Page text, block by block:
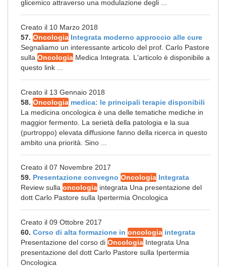
glicemico attraverso una modulazione degli ...
Creato il 10 Marzo 2018
57. Oncologia Integrata moderno approccio alle cure
Segnaliamo un interessante articolo del prof. Carlo Pastore
sulla Oncologia Medica Integrata. L'articolo è disponibile a
questo link ...
Creato il 13 Gennaio 2018
58. Oncologia medica: le principali terapie disponibili
La medicina oncologica è una delle tematiche mediche in
maggior fermento. La serietà della patologia e la sua
(purtroppo) elevata diffusione fanno della ricerca in questo
ambito una priorità. Sino ...
Creato il 07 Novembre 2017
59. Presentazione convegno Oncologia Integrata
Review sulla oncologia integrata Una presentazione del
dott Carlo Pastore sulla Ipertermia Oncologica
Creato il 09 Ottobre 2017
60. Corso di alta formazione in oncologia integrata
Presentazione del corso di Oncologia Integrata Una
presentazione del dott Carlo Pastore sulla Ipertermia
Oncologica